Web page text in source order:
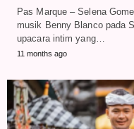
Pas Marque – Selena
musik Benny Blanco pada
upacara intim yang…
11 months ago